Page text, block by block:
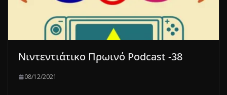
Νιντεντιάτικο Πρωινό Podcast -38
08/12/2021